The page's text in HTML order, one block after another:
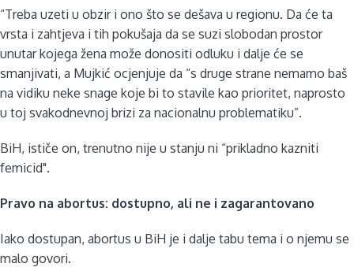
“Treba uzeti u obzir i ono što se dešava u regionu. Da će ta
vrsta i zahtjeva i tih pokušaja da se suzi slobodan prostor
unutar kojega žena može donositi odluku i dalje će se
smanjivati, a Mujkić ocjenjuje da “s druge strane nemamo baš
na vidiku neke snage koje bi to stavile kao prioritet, naprosto
u toj svakodnevnoj brizi za nacionalnu problematiku”.
BiH, ističe on, trenutno nije u stanju ni “prikladno kazniti
femicid".
Pravo na abortus: dostupno, ali ne i zagarantovano
Iako dostupan, abortus u BiH je i dalje tabu tema i o njemu se
malo govori.